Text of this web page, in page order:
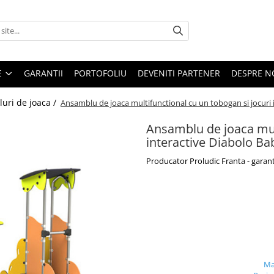
GARANTII PORTOFOLIU DEVENITI PARTENER DESPRE
de joaca / Ansamblu de joaca multifunctional cu un tobogan si
Ansamblu de joaca
interactive Diabolo
Producator Proludic Franta -